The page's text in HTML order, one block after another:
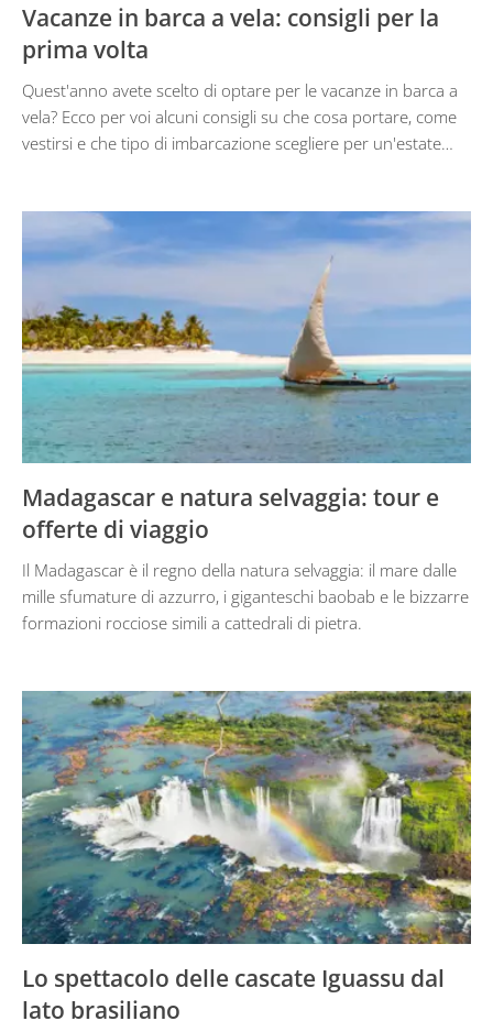
Vacanze in barca a vela: consigli per la
prima volta
Quest'anno avete scelto di optare per le vacanze in barca a
vela? Ecco per voi alcuni consigli su che cosa portare, come
vestirsi e che tipo di imbarcazione scegliere per un'estate…
Madagascar e natura selvaggia: tour e
offerte di viaggio
Il Madagascar è il regno della natura selvaggia: il mare dalle
mille sfumature di azzurro, i giganteschi baobab e le bizzarre
formazioni rocciose simili a cattedrali di pietra.
Lo spettacolo delle cascate Iguassu dal
lato brasiliano